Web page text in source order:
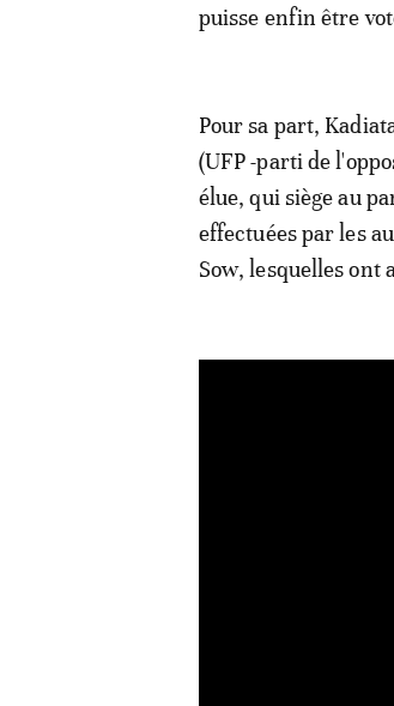
puisse enfin être
Pour sa part,
(UFP -parti de
élue, qui siège au
effectuées par les
Sow, lesquelles ont